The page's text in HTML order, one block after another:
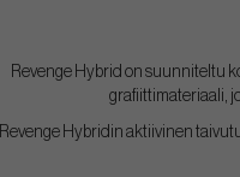
Revenge Hybrid on suunniteltu
grafiittimateriaali,
Revenge Hybridin aktiivinen